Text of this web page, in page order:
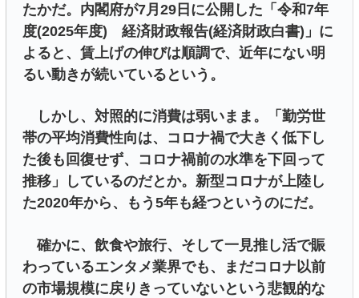
たかだ。内閣府が7月29日に公開した「令和7年
度(2025年度) 経済財政報告(経済財政白書)」に
よると、賃上げの伸びは順調で、近年にない明
るい動きが続いているという。
しかし、対照的に消費は弱いまま。「勤労世
帯の平均消費性向は、コロナ禍で大きく低下し
た後も回復せず、コロナ禍前の水準を下回って
推移」しているのだとか。新型コロナが上陸し
た2020年から、もう5年も経つというのにだ。
確かに、飲食や旅行、そして一見推し活で賑
わっているエンタメ業界でも、まだコロナ以前
の市場規模に戻りきっていないという悲観的な